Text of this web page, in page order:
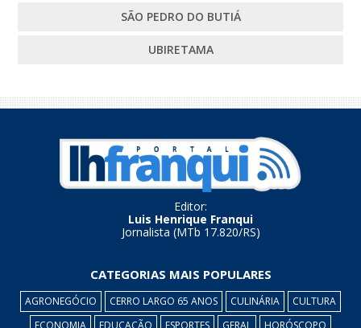
SÃO PEDRO DO BUTIÁ
UBIRETAMA
Editor:
Luis Henrique Franqui
Jornalista (MTb 17.820/RS)
CATEGORIAS MAIS POPULARES
AGRONEGÓCIO CERRO LARGO 65 ANOS CULINÁRIA
CULTURA
ECONOMIA
EDUCAÇÃO ESPORTES GERAL HORÓSCOPO